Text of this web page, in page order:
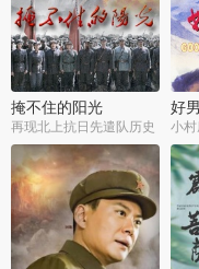
掩不住的阳光
再现北上抗日先遣队历史
好
小
全37集
全